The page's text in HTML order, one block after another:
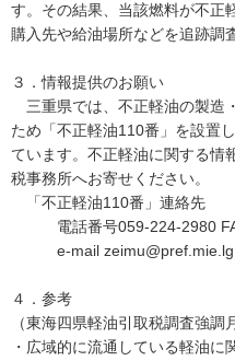
す。その結果、当該燃料が不正
購入先や給油場所などを追跡調
３．情報提供のお願い
三重県では、不正軽油の製造
ため「不正軽油110番」を設置
ています。不正軽油に関する情
税事務所へお寄せください。
「不正軽油110番」連絡先
電話番号059-224-2980
e-mail
４．参考
（東海四県軽油引取税調査強調
・広域的に流通している軽油